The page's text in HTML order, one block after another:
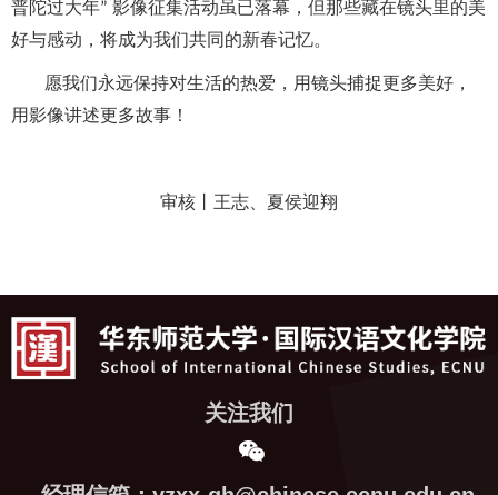
普陀过大年” 影像征集活动虽已落幕，但那些藏在镜头里的美
好与感动，将成为我们共同的新春记忆。
愿我们永远保持对生活的热爱，用镜头捕捉更多美好，
用影像讲述更多故事！
审核丨 王志、 夏侯迎翔
关注我们